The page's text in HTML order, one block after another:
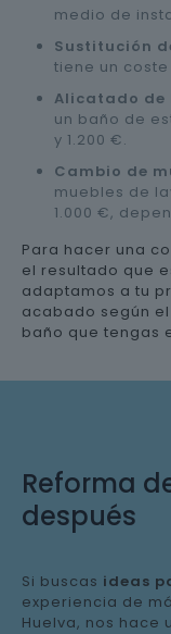
medio de
Sustitución
tiene un
Alicatado de
un baño de
y 1.200 €.
Cambio de
muebles de
1.000 €,
Para hacer una
el resultado que
adaptamos a tu
acabado según
baño que tengas
Reforma
después
Si buscas ideas
experiencia de
Huelva, nos hace